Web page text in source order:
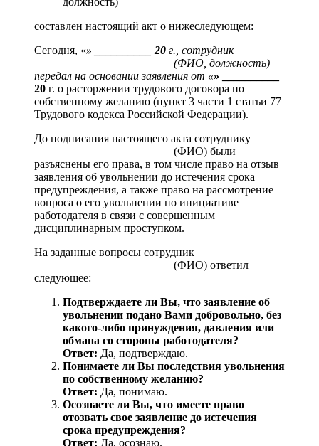
составлен настоящий акт о нижеследующем:
Сегодня, «» __________ 20 г., сотрудник
________________________ (ФИО, должность)
передал на основании заявления от «» __________
20 г. о расторжении трудового договора по
собственному желанию (пункт 3 части 1 статьи 77
Трудового кодекса Российской Федерации).
До подписания настоящего акта сотруднику
________________________ (ФИО) были
разъяснены его права, в том числе право на отзыв
заявления об увольнении до истечения срока
предупреждения, а также право на рассмотрение
вопроса о его увольнении по инициативе
работодателя в связи с совершенным
дисциплинарным проступком.
На заданные вопросы сотрудник
________________________ (ФИО) ответил
следующее:
Подтверждаете ли Вы, что заявление об
увольнении подано Вами добровольно, без
какого-либо принуждения, давления или
обмана со стороны работодателя?
Ответ: Да, подтверждаю.
Понимаете ли Вы последствия увольнения
по собственному желанию?
Ответ: Да, понимаю.
Осознаете ли Вы, что имеете право
отозвать свое заявление до истечения
срока предупреждения?
Ответ: Да, осознаю.